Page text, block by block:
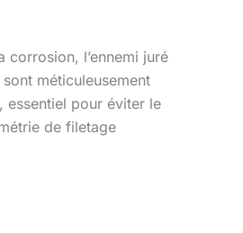
corrosion, l’ennemi juré
méticuleusement
essentiel pour éviter le
de filetage